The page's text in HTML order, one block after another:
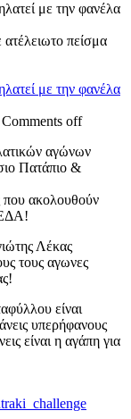
με την φανέλα
πείσμα
με την φανέλα
Comments off
αγώνων
Πατάπιο &
που ακολουθούν
Λέκας
τους αγωνες
είναι
υπερήφανους
είναι η αγάπη για